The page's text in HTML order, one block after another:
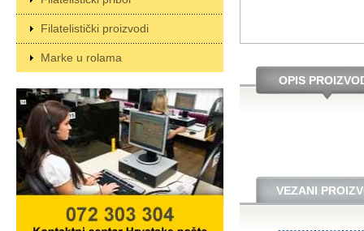
Filatelistički proizvodi
Marke u rolama
OPIS
VEZANI